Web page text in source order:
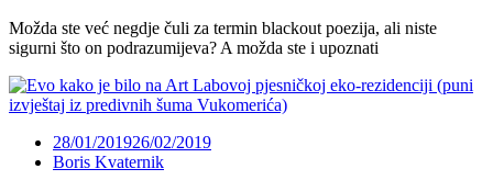
Možda ste već negdje čuli za termin blackout poezija, ali niste
sigurni što on podrazumijeva? A možda ste i upoznati
28/01/201926/02/2019
Boris Kvaternik